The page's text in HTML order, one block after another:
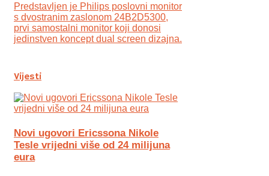
Predstavljen je Philips poslovni monitor
s dvostranim zaslonom 24B2D5300,
prvi samostalni monitor koji donosi
jedinstven koncept dual screen dizajna.
Vijesti
Novi ugovori Ericssona Nikole
Tesle vrijedni više od 24 milijuna
eura